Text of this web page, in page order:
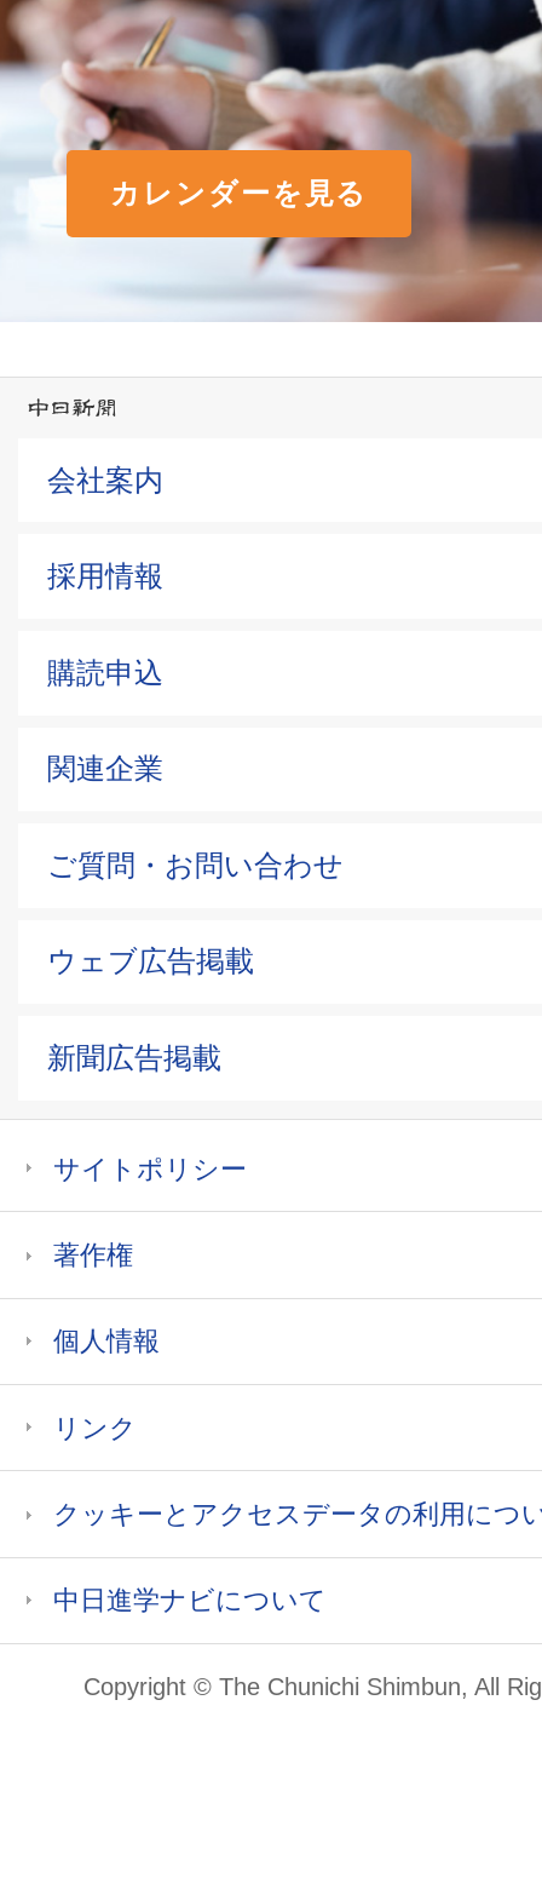
カレンダーを見る
会社案内
採用情報
購読申込
関連企業
ご質問・お問い合わせ
ウェブ広告掲載
新聞広告掲載
サイトポリシー
著作権
個人情報
リンク
クッキーとアクセスデータの利用につ
中日進学ナビについて
Copyright © The Chunichi Shimbun, All